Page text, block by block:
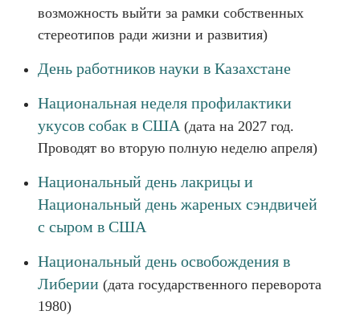
возможность выйти за рамки собственных
стереотипов ради жизни и развития)
День работников науки в Казахстане
Национальная неделя профилактики
укусов собак в США(дата на 2027 год.
Проводят во вторую полную неделю апреля)
Национальный день лакрицы и
Национальный день жареных сэндвичей
с сыром в США
Национальный день освобождения в
Либерии (дата государственного переворота
1980)